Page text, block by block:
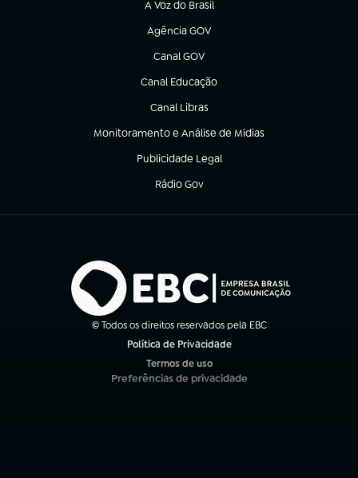
A Voz do Brasil
(abre em nova aba)
Agência GOV
(abre em nova aba)
Canal GOV
(abre em nova aba)
Canal Educação
(abre em nova aba)
Canal Libras
(abre em nova aba)
Monitoramento e Análise de Mídias
(abre em nova aba)
Publicidade Legal
(abre em nova aba)
Rádio Gov
(abre em nova aba)
© Todos os direitos reservados pela EBC
Política de Privacidade
Termos de uso
(abre em nova aba)
Preferências de privacidade